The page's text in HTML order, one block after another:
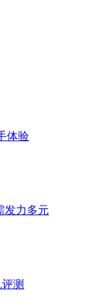
体验
发力多元
测